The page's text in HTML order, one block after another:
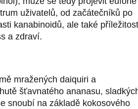
uživatelů, od začátečníků po
kanabinoidů, ale také příležitost
a zdraví.
mražených daiquiri a
šťavnatého ananasu,
snoubí na základě kokosového